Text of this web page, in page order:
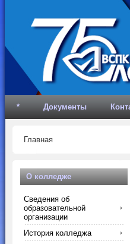
* Документы
Главная
О колледже
Сведения об
образовательной
организации
История колледжа